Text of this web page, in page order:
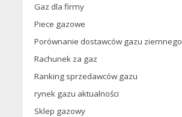
Gaz dla firmy
Piece gazowe
Porównanie dostawców gazu ziemnego
Rachunek za gaz
Ranking sprzedawców gazu
rynek gazu aktualności
Sklep gazowy